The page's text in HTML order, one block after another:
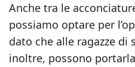
Anche tra le
possiamo optare per
dato che alle ragazze
inoltre, possono